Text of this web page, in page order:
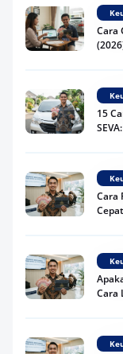
Cara
15
Cara
Cara